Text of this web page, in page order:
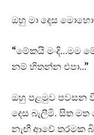
ඔහු මා දෙස
“මේකයි මංදි…මම
නම් හිතන්න එපා…”
ඔහු පළමුව පවසන
දෙස බැලීමි. සිත
නැඟී ආවේ තරමක